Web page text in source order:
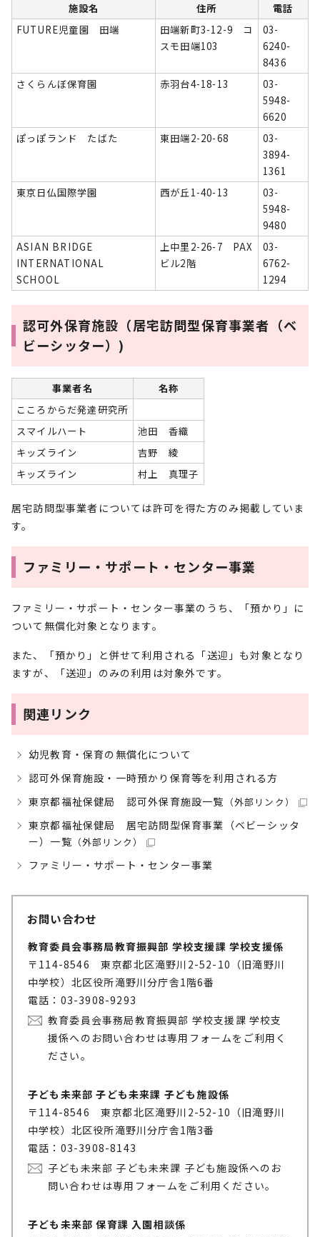
施設名 住所
電話
FUTURE児童園 田端
田端新町3-12-9 コ
スモ田端103
03-
6240-
8436
さくらんぼ保育園
赤羽台4-18-13
03-
5948-
6620
ぽっぽランド たばた
東田端2-20-68
03-
3894-
1361
東京日仏国際学園
西が丘1-40-13
03-
5948-
9480
ASIAN BRIDGE
INTERNATIONAL
SCHOOL
上中里2-26-7 PAX
ビル2階
03-
6762-
1294
認可外保育施設（居宅訪問型保育事業者（ベ
ビーシッター）)
事業者名
名称
こころからだ発達研究所
スマイルハート
池田 香織
キッズライン
吉野 綾
キッズライン
村上 真理子
居宅訪問型事業者については許可を得た方のみ掲載していま
す。
ファミリー・サポート・センター事業
ファミリー・サポート・センター事業のうち、「預かり」に
ついて無償化対象となります。
また、「預かり」と併せて利用される「送迎」も対象となり
ますが、「送迎」のみの利用は対象外です。
関連リンク
幼児教育・保育の無償化について
認可外保育施設・一時預かり保育等を利用される方
東京都福祉保健局 認可外保育施設一覧 （外部リンク）
東京都福祉保健局 居宅訪問型保育事業（ベビーシッタ
ー）一覧 （外部リンク）
ファミリー・サポート・センター事業
お問い合わせ
教育委員会事務局教育振興部 学校支援課 学校支援係
〒114-8546 東京都北区滝野川2-52-10（旧滝野川
中学校）北区役所滝野川分庁舎1階6番
電話：03-3908-9293
教育委員会事務局教育振興部 学校支援課 学校支
援係へのお問い合わせは専用フォームをご利用く
ださい。
子ども未来部 子ども未来課 子ども施設係
〒114-8546 東京都北区滝野川2-52-10（旧滝野川
中学校）北区役所滝野川分庁舎1階3番
電話：03-3908-8143
子ども未来部 子ども未来課 子ども施設係へのお
問い合わせは専用フォームをご利用ください。
子ども未来部 保育課 入園相談係